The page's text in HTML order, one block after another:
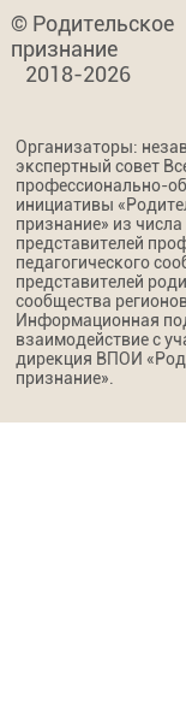
© Родительское
признание
2018-2026
Организаторы:
экспертный совет
профессионально-
инициативы
признание» из числа
представителей
педагогического
представителей
сообщества
Информационная
взаимодействие с
дирекция ВПОИ
признание».